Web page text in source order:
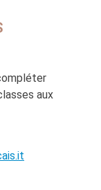
aux